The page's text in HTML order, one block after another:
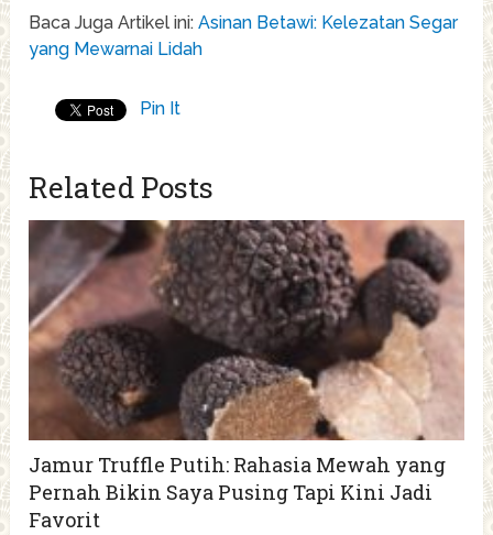
Baca Juga Artikel ini:Asinan Betawi: Kelezatan Segar
yang Mewarnai Lidah
Pin It
Related Posts
Jamur Truffle Putih: Rahasia Mewah yang
Pernah Bikin Saya Pusing Tapi Kini Jadi
Favorit